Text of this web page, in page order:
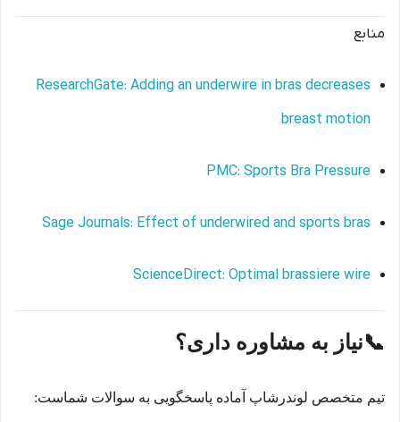
منابع
ResearchGate: Adding an underwire in bras decreases
breast motion
PMC: Sports Bra Pressure
Sage Journals: Effect of underwired and sports bras
ScienceDirect: Optimal brassiere wire
📞نیاز به مشاوره داری؟
تیم متخصص لوندرشاپ آماده پاسخگویی به سوالات شماست: